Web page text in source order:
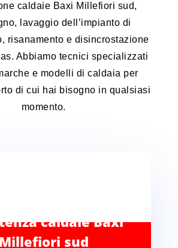
caldaie Baxi Millefiori sud,
lavaggio dell’impianto di
risanamento e disincrostazione
Abbiamo tecnici specializzati
e modelli di caldaia per
di cui hai bisogno in qualsiasi
momento.
caldaie Baxi
Millefiori sud